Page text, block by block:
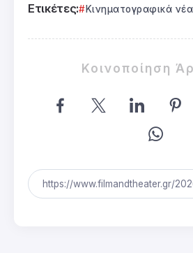
Ετικέτες: Κινηματογραφικά νέα
Κοινοποίηση